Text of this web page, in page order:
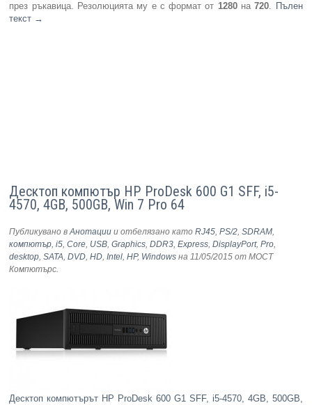
през ръкавица. Резолюцията му е с формат от 1280на720. Пълен
текст →
Десктоп компютър HP ProDesk 600 G1 SFF, i5-
4570, 4GB, 500GB, Win 7 Pro 64
Публикувано вАнотации и отбелязано катоRJ45,PS/2,SDRAM,
компютър,i5,Core, USB,Graphics,DDR3,Express,DisplayPort,Pro,
desktop,SATA,DVD,HD,Intel,HP, Windows на 11/05/2015 от МОСТ
Компютърс.
Десктоп компютърът HP ProDesk 600 G1 SFF, i5-4570, 4GB, 500GB,